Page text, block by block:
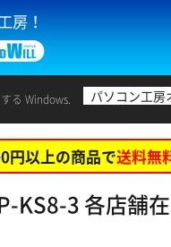
房！
る Windows. パソコン工
円以上の商品で送料無
KS8-3 各店舗